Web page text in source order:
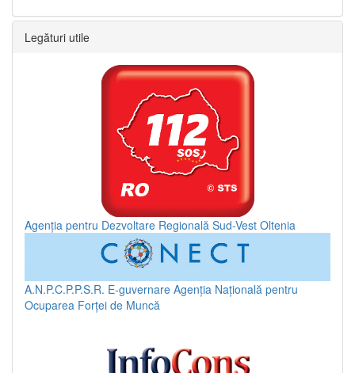
Legături utile
Agenția pentru Dezvoltare Regională Sud-Vest Oltenia
A.N.P.C.P.P.S.R. E-guvernare Agenția Națională pentru
Ocuparea Forței de Muncă